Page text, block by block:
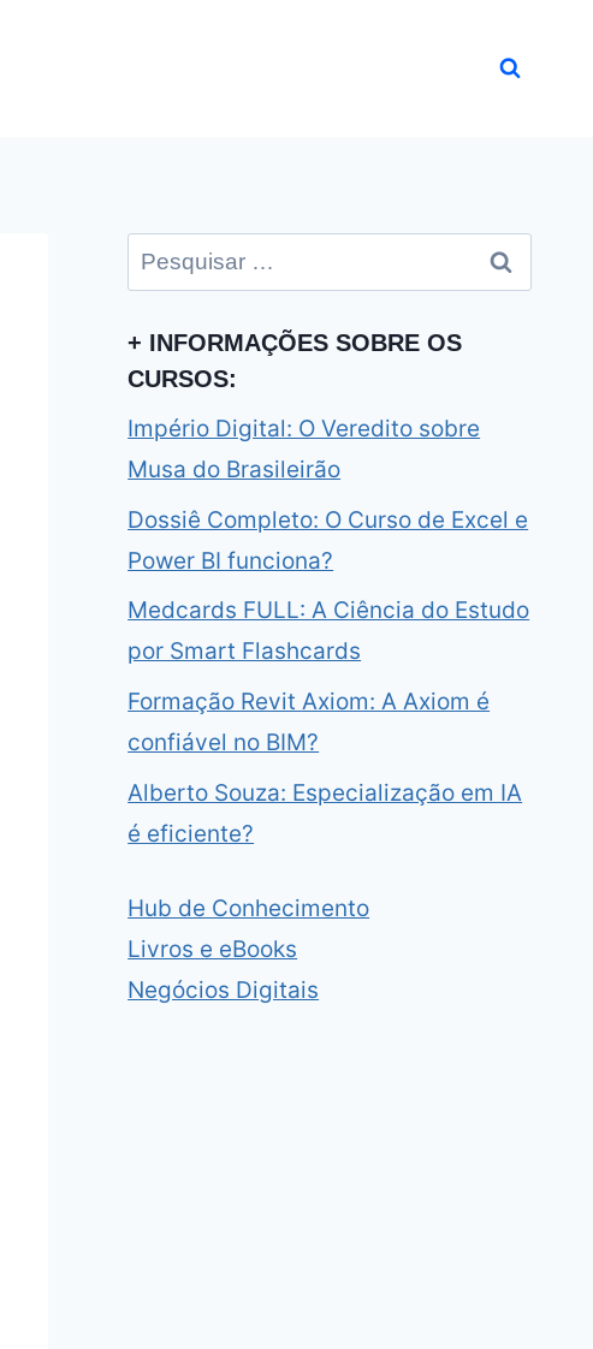
Pesquisar
por:
+ INFORMAÇÕES SOBRE OS
CURSOS:
Império Digital: O Veredito sobre
Musa do Brasileirão
Dossiê Completo: O Curso de Excel e
Power BI funciona?
Medcards FULL: A Ciência do Estudo
por Smart Flashcards
Formação Revit Axiom: A Axiom é
confiável no BIM?
Alberto Souza: Especialização em IA
é eficiente?
Hub de Conhecimento
Livros e eBooks
Negócios Digitais